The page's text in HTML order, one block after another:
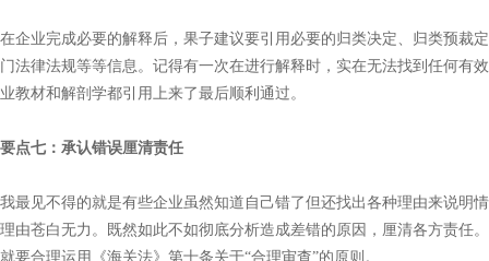
在企业完成必要的解释后，果子建议要引用必要的归类决定、归类预裁
门法律法规等等信息。记得有一次在进行解释时，实在无法找到任何有
业教材和解剖学都引用上来了最后顺利通过。
要点七：承认错误厘清责任
我最见不得的就是有些企业虽然知道自己错了但还找出各种理由来说明
理由苍白无力。既然如此不如彻底分析造成差错的原因，厘清各方责任
就要合理运用《海关法》第十条关于“合理审查”的原则。